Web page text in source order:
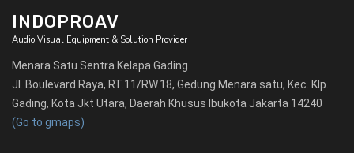
INDOPROAV
Audio Visual Equipment & Solution Provider
Menara Satu Sentra Kelapa Gading
Jl. Boulevard Raya, RT.11/RW.18, Gedung Menara satu, Kec. Klp.
Gading, Kota Jkt Utara, Daerah Khusus Ibukota Jakarta 14240
(Go to gmaps)